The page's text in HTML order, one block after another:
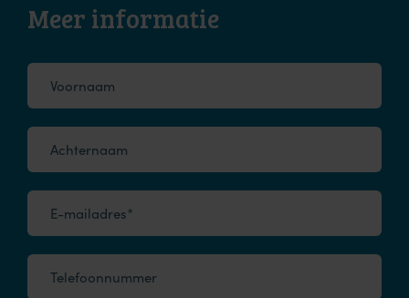
Meer informatie
Voornaam
Achternaam
E-mailadres*
Telefoonnummer